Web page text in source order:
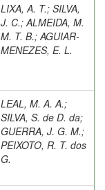
LIXA, A. T.; SILVA,
J. C.; ALMEIDA, M.
M. T. B.; AGUIAR-
MENEZES, E. L.
LEAL, M. A. A.;
SILVA, S. de D. da;
GUERRA, J. G. M.;
PEIXOTO, R. T. dos
G.